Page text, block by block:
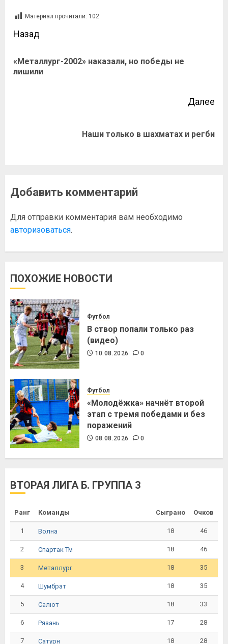
Материал прочитали: 102
Назад
«Металлург-2002» наказали, но победы не
лишили
Далее
Наши только в шахматах и регби
Добавить комментарий
Для отправки комментария вам необходимо
авторизоваться.
ПОХОЖИЕ НОВОСТИ
Футбол
В створ попали только раз
(видео)
10.08.2026 0
Футбол
«Молодёжка» начнёт второй
этап с тремя победами и без
поражений
08.08.2026 0
ВТОРАЯ ЛИГА Б. ГРУППА 3
Ранг Команды Сыграно Очков
1 Волна 18 46
2 Спартак Тм 18 46
3 Металлург 18 35
4 Шумбрат 18 35
5 Салют 18 33
6 Рязань 17 28
7 Сатурн 18 28